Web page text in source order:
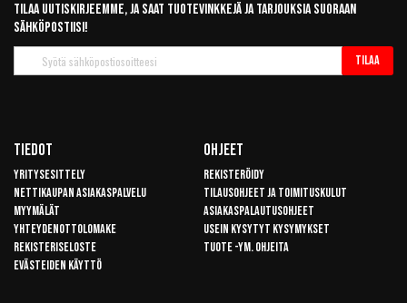
Tilaa uutiskirjeemme, ja saat tuotevinkkejä ja tarjouksia suoraan
sähköpostiisi!
uutiskirje
Tilaa
Tiedot
Yritysesittely
Nettikaupan asiakaspalvelu
Myymälät
Yhteydenottolomake
Rekisteriseloste
Evästeiden käyttö
Ohjeet
Rekisteröidy
Tilausohjeet ja toimituskulut
Asiakaspalautusohjeet
Usein kysytyt kysymykset
Tuote -ym. ohjeita